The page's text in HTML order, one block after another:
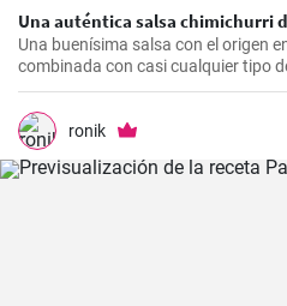
Una auténtica salsa chimichurri
Una buenísima salsa con el origen
combinada con casi cualquier tipo
debería hacer es seguir la receta
ronik